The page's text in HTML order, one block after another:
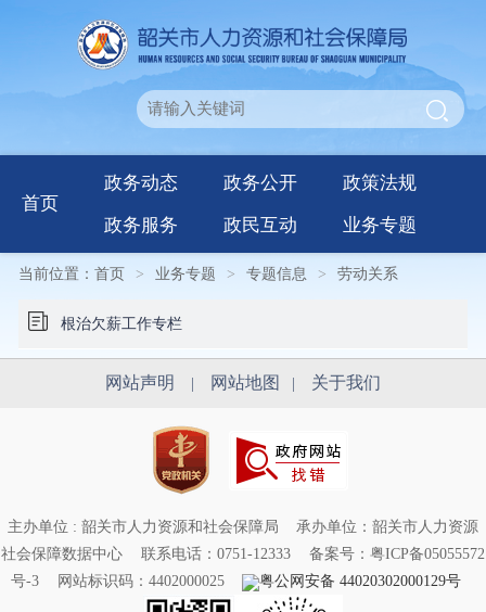
首页
政务动态 政务公开 政策法规
政务服务 政民互动 业务专题
当前位置： 首页 > 业务专题 > 专题信息 > 劳动关系
根治欠薪工作专栏
网站声明 网站地图 关于我们
主办单位 : 韶关市人力资源和社会保障局
承办单位：韶关市人力资源
社会保障数据中心
联系电话：0751-12333
备案号：粤ICP备05055572
号-3
网站标识码：4402000025 粤公网安备 44020302000129号